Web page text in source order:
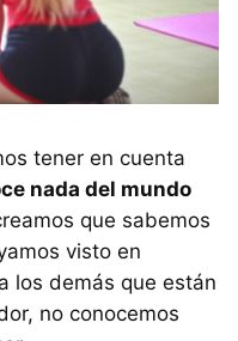
tener en cuenta
nada del mundo
que sabemos
visto en
los demás que están
no conocemos